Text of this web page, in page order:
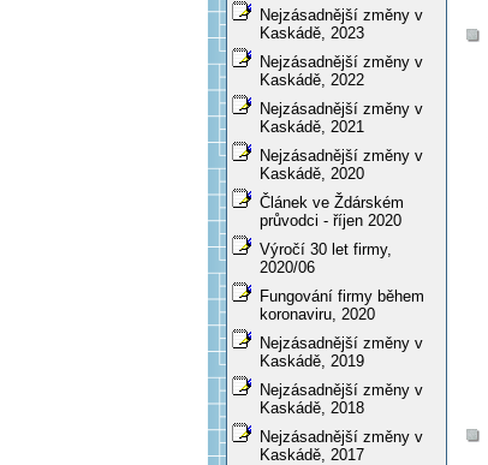
Nejzásadnější změny v
Kaskádě, 2023
Nejzásadnější změny v
Kaskádě, 2022
Nejzásadnější změny v
Kaskádě, 2021
Nejzásadnější změny v
Kaskádě, 2020
Článek ve Ždárském
průvodci - říjen 2020
Výročí 30 let firmy,
2020/06
Fungování firmy během
koronaviru, 2020
Nejzásadnější změny v
Kaskádě, 2019
Nejzásadnější změny v
Kaskádě, 2018
Nejzásadnější změny v
Kaskádě, 2017